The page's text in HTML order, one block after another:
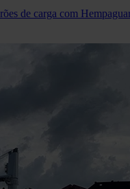
de carga com